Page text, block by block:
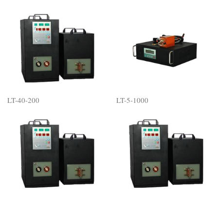
LT-40-200 LT-5-1000